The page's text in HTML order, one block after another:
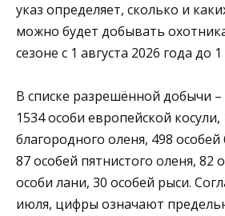
указ определяет, сколько и
можно будет добывать
сезоне с 1 августа 2026 года до
В списке разрешённой добычи –
1534 особи европейской косули,
благородного оленя, 498
87 особей пятнистого оленя, 82
особи лани, 30 особей рыси.
июля, цифры означают